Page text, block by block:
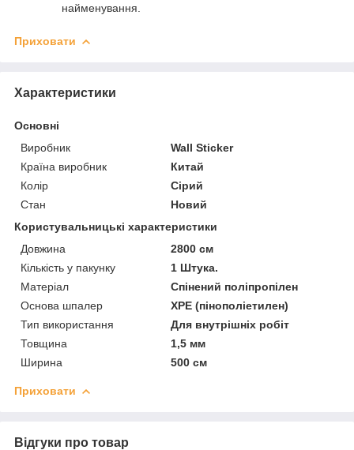
найменування.
Приховати
Характеристики
Основні
Виробник
Wall Sticker
Країна виробник
Китай
Колір
Сірий
Стан
Новий
Користувальницькі характеристики
Довжина
2800 см
Кількість у пакунку
1 Штука.
Матеріал
Спінений поліпропілен
Основа шпалер
XPE (пінополіетилен)
Тип використання
Для внутрішніх робіт
Товщина
1,5 мм
Ширина
500 см
Приховати
Відгуки про товар